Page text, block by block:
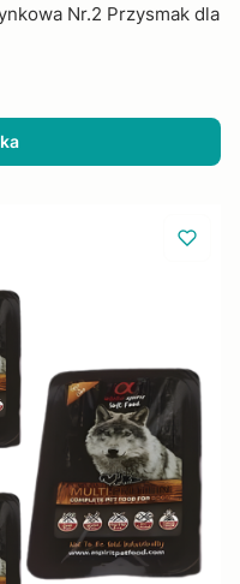
Nr.2 Przysmak dla